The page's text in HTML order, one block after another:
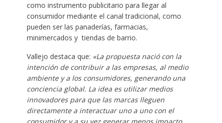
como instrumento publicitario para llegar al
consumidor mediante el canal tradicional, como
pueden ser las panaderías, farmacias,
minimercados y tiendas de barrio.
Vallejo destaca que: «La propuesta nació con la
intención de contribuir a las empresas, al medio
ambiente y a los consumidores, generando una
conciencia global. La idea es utilizar medios
innovadores para que las marcas lleguen
directamente a interactuar uno a uno con el